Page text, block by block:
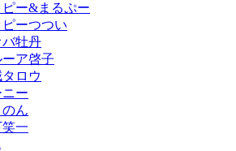
ピー&まるぷー
ーつつい
バ牡丹
ーア啓子
ロウ
ー
のん
一